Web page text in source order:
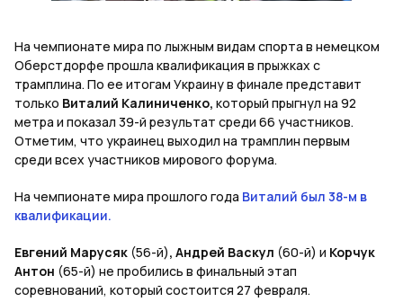
На чемпионате мира по лыжным видам спорта в немецком
Оберстдорфе прошла квалификация в прыжках с
трамплина. По ее итогам Украину в финале представит
только Виталий Калиниченко, который прыгнул на 92
метра и показал 39-й результат среди 66 участников.
Отметим, что украинец выходил на трамплин первым
среди всех участников мирового форума.
На чемпионате мира прошлого года Виталий был 38-м в
квалификации.
Евгений Марусяк (56-й), Андрей Васкул (60-й) и Корчук
Антон (65-й) не пробились в финальный этап
соревнований, который состоится 27 февраля.